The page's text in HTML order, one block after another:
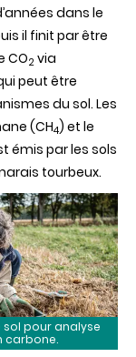
dans le
il finit par être
CO2 via
peut être
du sol. Les
(CH4) et le
émis par les sols
tourbeux.
sol pour analyse
carbone.